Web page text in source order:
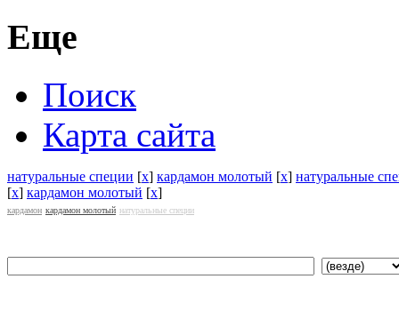
Еще
Поиск
Карта сайта
натуральные специи [x] кардамон молотый [x] натуральные
[x] кардамон молотый [x]
кардамон кардамон молотый натуральные специи